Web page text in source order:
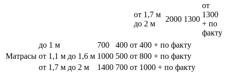
от 1,7 м
до 2 м
2000 1300
от
1300
+ по
факту
Матрасы
до 1 м 700 400 от 400 + по факту
от 1,1 м до 1,6 м 1000 500 от 800 + по факту
от 1,7 м до 2 м
1400 700 от 1000 + по факту